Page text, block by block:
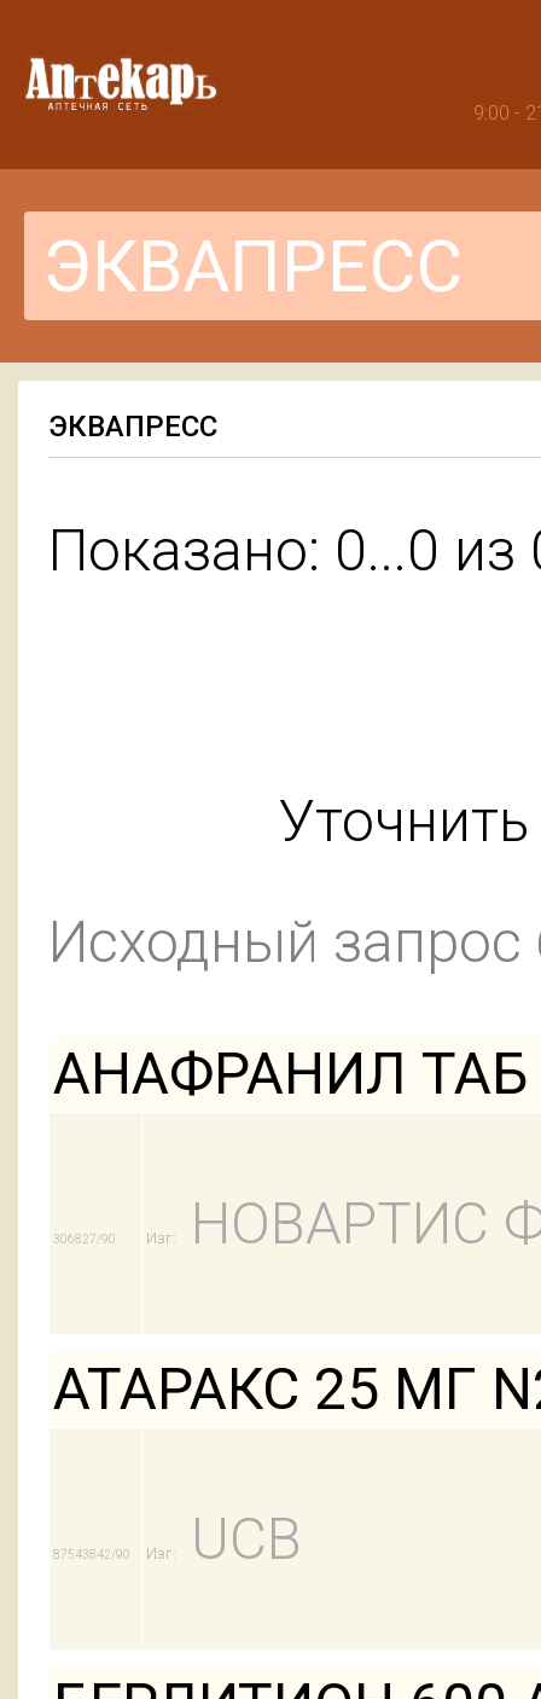
9:00 -
ЭКВАПРЕСС
Показано: 0...0 из
Исходный
АНАФРАНИЛ ТАБ
306827/90 Изг: НОВАРТИС
АТАРАКС 25 МГ
87543842/90 Изг: UCB